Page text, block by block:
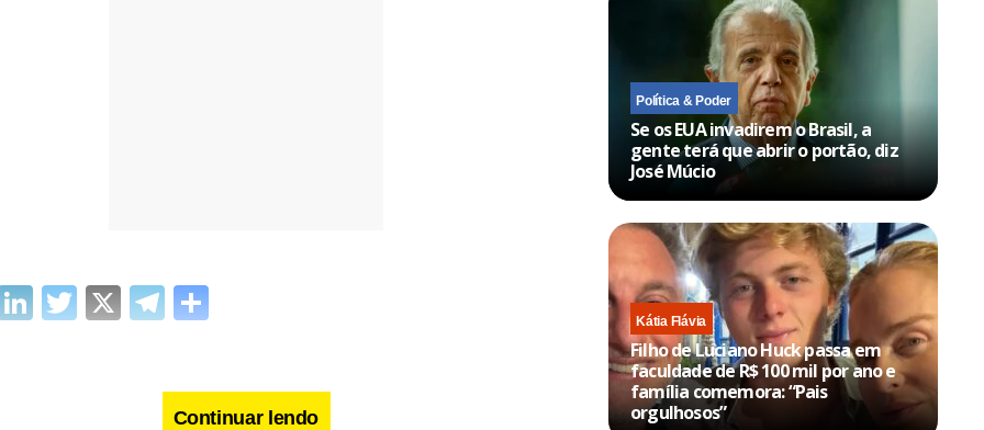
LinkedIn
Twitter
X Telegram
Continuar lendo
Política & Poder
Se os EUA invadirem o Brasil, a
gente terá que abrir o portão, diz
José Múcio
Kátia Flávia
Filho de Luciano Huck passa em
faculdade de R$ 100 mil por ano e
família comemora: “Pais
orgulhosos”